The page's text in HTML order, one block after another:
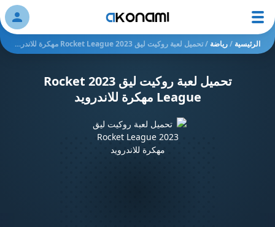
الرئيسية /رياضة /تحميل لعبة روكيت ليق 2023 Rocket League مهكرة للاندرويد
تحميل لعبة روكيت ليق 2023 Rocket
League مهكرة للاندرويد